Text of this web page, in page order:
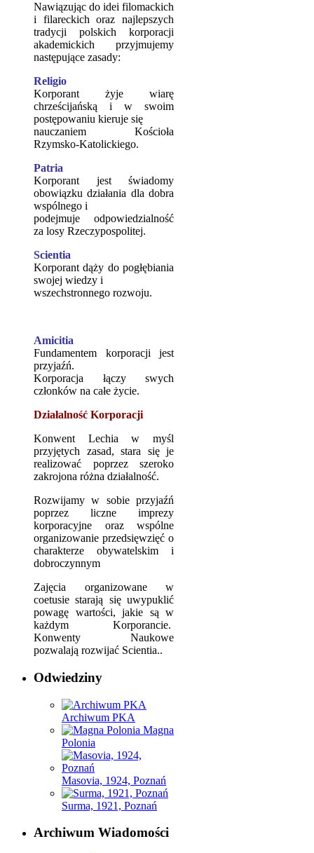
Nawiązując do idei filomackich
i filareckich oraz najlepszych
tradycji polskich korporacji
akademickich przyjmujemy
następujące zasady:
Religio
Korporant żyje wiarę
chrześcijańską i w swoim
postępowaniu kieruje się
nauczaniem Kościoła
Rzymsko-Katolickiego.
Patria
Korporant jest świadomy
obowiązku działania dla dobra
wspólnego i
podejmuje odpowiedzialność
za losy Rzeczypospolitej.
Scientia
Korporant dąży do pogłębiania
swojej wiedzy i
wszechstronnego rozwoju.
Amicitia
Fundamentem korporacji jest
przyjaźń.
Korporacja łączy swych
członków na całe życie.
Działalność Korporacji
Konwent Lechia w myśl
przyjętych zasad, stara się je
realizować poprzez szeroko
zakrojona różna działalność.
Rozwijamy w sobie przyjaźń
poprzez liczne imprezy
korporacyjne oraz wspólne
organizowanie przedsięwzięć o
charakterze obywatelskim i
dobroczynnym
Zajęcia organizowane w
coetusie starają się uwypuklić
powagę wartości, jakie są w
każdym Korporancie.
Konwenty Naukowe
pozwalają rozwijać Scientia..
Odwiedziny
Archiwum PKA
Magna
Polonia
Masovia, 1924, Poznań
Surma, 1921, Poznań
Archiwum Wiadomości